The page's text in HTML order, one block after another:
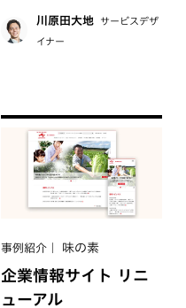
川原田大地 サービスデザ
イナー
事例紹介 味の素
企業情報サイト リニ
ューアル